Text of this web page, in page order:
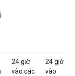
24 giờ
vào các
24 giờ
vào